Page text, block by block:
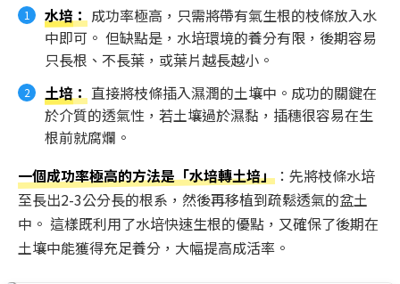
水培 ： 成功率極高，只需將帶有氣生根的枝條放入水
中即可。 但缺點是，水培環境的養分有限，後期容易
只長根、不長葉，或葉片越長越小。
土培 ： 直接將枝條插入濕潤的土壤中。成功的關鍵在
於介質的透氣性，若土壤過於濕黏，插穗很容易在生
根前就腐爛。
一個成功率極高的方法是「水培轉土培」 ：先將枝條水培
至長出2-3公分長的根系，然後再移植到疏鬆透氣的盆土
中。 這樣既利用了水培快速生根的優點，又確保了後期在
土壤中能獲得充足養分，大幅提高成活率。